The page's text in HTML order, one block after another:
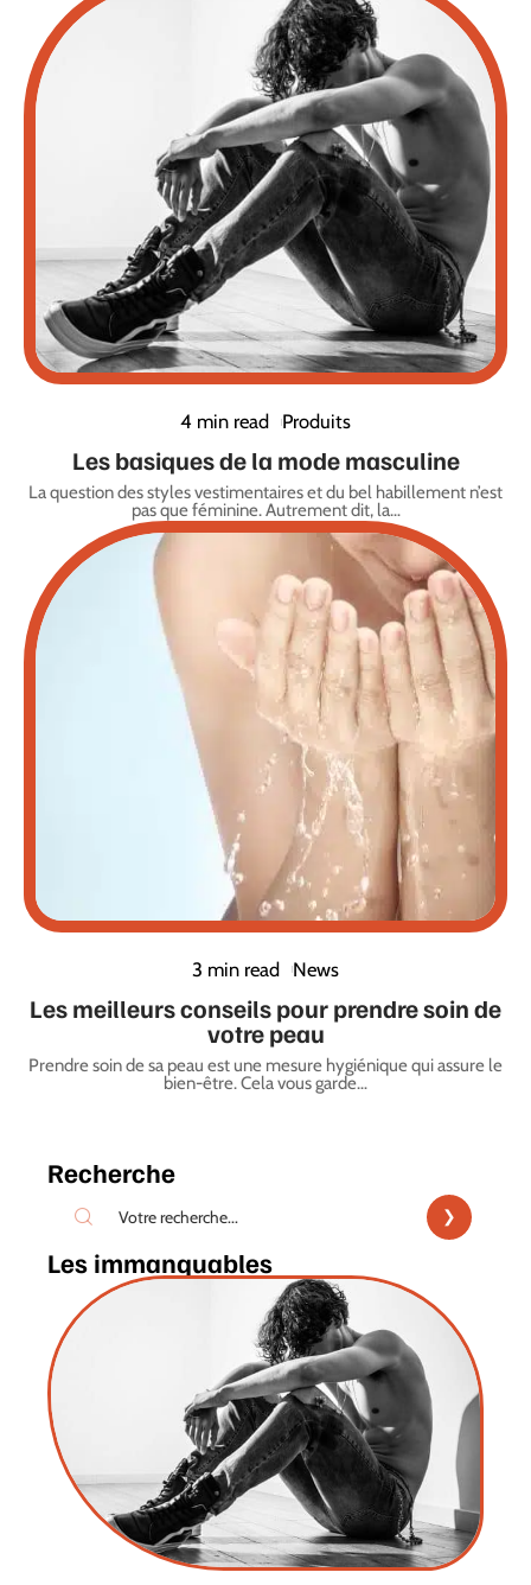
4 min read Produits
Les basiques de la mode masculine
La question des styles vestimentaires et du bel habillement n’est
pas que féminine. Autrement dit, la…
3 min read News
Les meilleurs conseils pour prendre soin de
votre peau
Prendre soin de sa peau est une mesure hygiénique qui assure le
bien-être. Cela vous garde…
Recherche
Les immanquables